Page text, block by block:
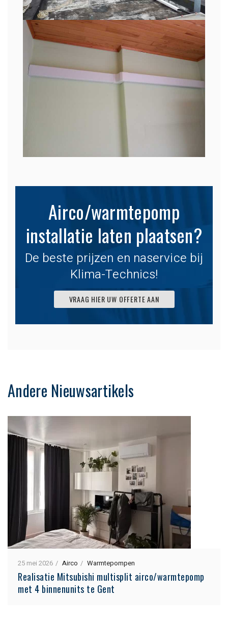
Airco/warmtepomp
installatie laten plaatsen?
De beste prijzen en naservice bij
Klima-Technics!
VRAAG HIER UW OFFERTE AAN
Andere Nieuwsartikels
25 mei 2026 Airco Warmtepompen
Realisatie Mitsubishi multisplit airco/warmtepomp
met 4 binnenunits te Gent